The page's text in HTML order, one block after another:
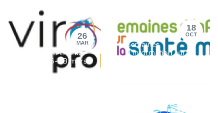
26
MAR
ENVIROpro Grand
Ouest - 26-28 mars
18
OCT
Semaines
d'information sur la